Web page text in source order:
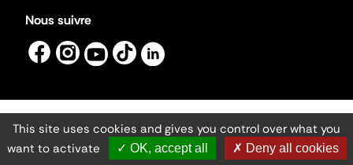
Nous suivre
Mentions légales
Gestion des cookies
Accessibilité numérique
Ministère de la Culture ©2026
This site uses cookies and gives you control over what you
want to activate
✓ OK, accept all ✗ Deny all cookies